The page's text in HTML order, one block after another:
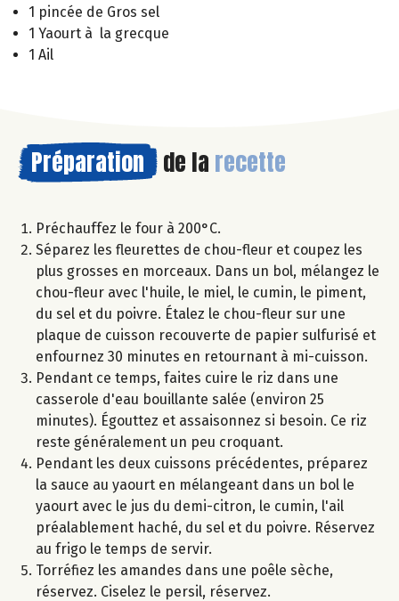
1 pincée de Gros sel
1 Yaourt à la grecque
1 Ail
Préparation de la recette
Préchauffez le four à 200°C.
Séparez les fleurettes de chou-fleur et coupez les
plus grosses en morceaux. Dans un bol, mélangez le
chou-fleur avec l'huile, le miel, le cumin, le piment,
du sel et du poivre. Étalez le chou-fleur sur une
plaque de cuisson recouverte de papier sulfurisé et
enfournez 30 minutes en retournant à mi-cuisson.
Pendant ce temps, faites cuire le riz dans une
casserole d'eau bouillante salée (environ 25
minutes). Égouttez et assaisonnez si besoin. Ce riz
reste généralement un peu croquant.
Pendant les deux cuissons précédentes, préparez
la sauce au yaourt en mélangeant dans un bol le
yaourt avec le jus du demi-citron, le cumin, l'ail
préalablement haché, du sel et du poivre. Réservez
au frigo le temps de servir.
Torréfiez les amandes dans une poêle sèche,
réservez. Ciselez le persil, réservez.